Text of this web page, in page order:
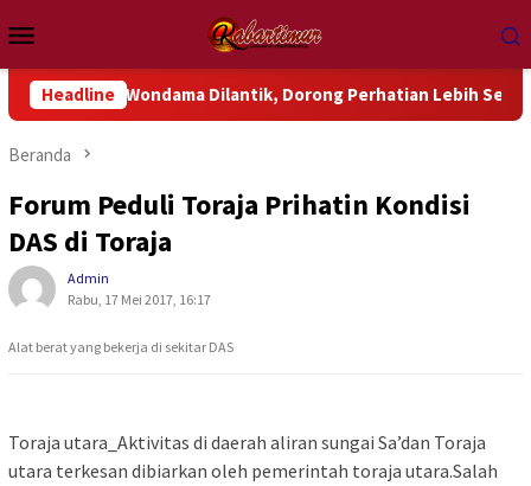
ke
kontenMobile
Headline
Wondama Dilantik, Dorong Perhatian Lebih Serius
Beranda
Forum Peduli Toraja Prihatin Kondisi
DAS di Toraja
Admin
Rabu, 17 Mei 2017, 16:17
Alat berat yang bekerja di sekitar DAS
Toraja utara_Aktivitas di daerah aliran sungai Sa’dan Toraja
utara terkesan dibiarkan oleh pemerintah toraja utara.Salah